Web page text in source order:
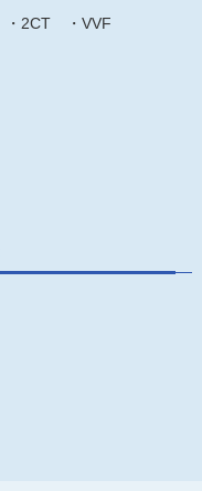
・2CT
・VVF